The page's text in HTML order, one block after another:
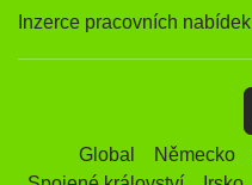
Inzerce pracovních nabídek
Global Německo